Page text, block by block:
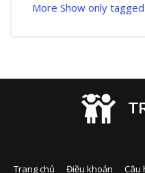
More Show only
Trang chủ Điều khoản Câu